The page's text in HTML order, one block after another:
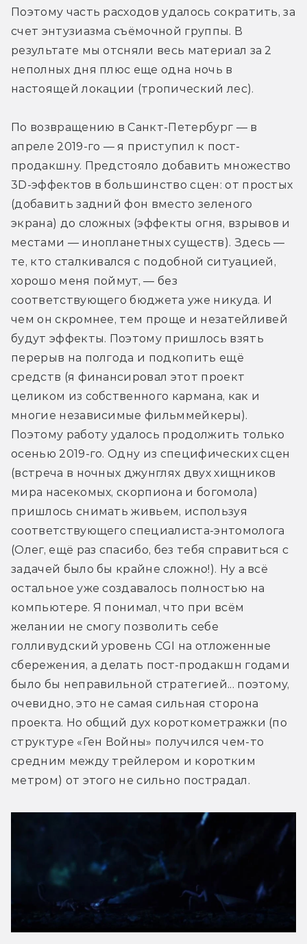
Поэтому часть расходов удалось сократить, за
счет энтузиазма съёмочной группы. В
результате мы отсняли весь материал за 2
неполных дня плюс еще одна ночь в
настоящей локации (тропический лес).
По возвращению в Санкт-Петербург — в
апреле 2019-го — я приступил к пост-
продакшну. Предстояло добавить множество
3D-эффектов в большинство сцен: от простых
(добавить задний фон вместо зеленого
экрана) до сложных (эффекты огня, взрывов и
местами — инопланетных существ). Здесь —
те, кто сталкивался с подобной ситуацией,
хорошо меня поймут, — без
соответствующего бюджета уже никуда. И
чем он скромнее, тем проще и незатейливей
будут эффекты. Поэтому пришлось взять
перерыв на полгода и подкопить ещё
средств (я финансировал этот проект
целиком из собственного кармана, как и
многие независимые фильммейкеры).
Поэтому работу удалось продолжить только
осенью 2019-го. Одну из специфических сцен
(встреча в ночных джунглях двух хищников
мира насекомых, скорпиона и богомола)
пришлось снимать живьем, используя
соответствующего специалиста-энтомолога
(Олег, ещё раз спасибо, без тебя справиться с
задачей было бы крайне сложно!). Ну а всё
остальное уже создавалось полностью на
компьютере. Я понимал, что при всём
желании не смогу позволить себе
голливудский уровень CGI на отложенные
сбережения, а делать пост-продакшн годами
было бы неправильной стратегией... поэтому,
очевидно, это не самая сильная сторона
проекта. Но общий дух короткометражки (по
структуре «Ген Войны» получился чем-то
средним между трейлером и коротким
метром) от этого не сильно пострадал.